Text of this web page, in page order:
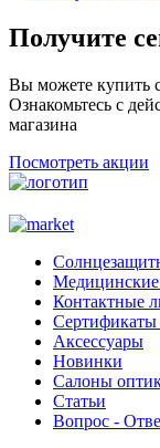
Получите
Вы можете купить
Ознакомьтесь с
магазина
Посмотреть акции
Контактные
Сертификаты
Аксессуары
Новинки
Салоны
Статьи
Вопрос -